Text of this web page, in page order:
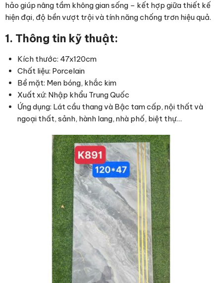
hảo giúp nâng tầm không gian sống – kết hợp giữa thiết kế
hiện đại, độ bền vượt trội và tính năng chống trơn hiệu quả.
1. Thông tin kỹ thuật:
Kích thước: 47x120cm
Chất liệu: Porcelain
Bề mặt: Men bóng, khắc kim
Xuất xứ: Nhập khẩu Trung Quốc
Ứng dụng: Látcầu thangvà Bậc tamcấp, nội thất và
ngoại thất, sảnh, hành lang, nhà phố, biệt thự…